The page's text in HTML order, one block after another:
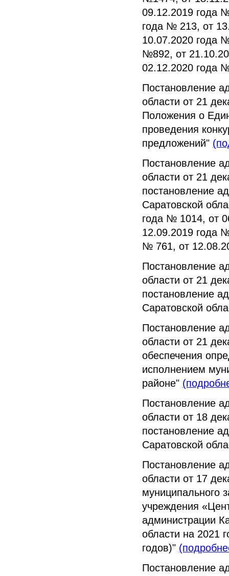
09.12.2019 года
года № 213, от
10.07.2020 года
№892, от
02.12.2020 года
Постановление
области от 21
Положения о
проведения
предложений"
Постановление
области от 21
постановление
Саратовской
года № 1014, от
12.09.2019 года
№ 761, от
Постановление
области от 21
постановление
Саратовской
Постановление
области от 21
обеспечения
исполнением
районе"
Постановление
области от 18
постановление
Саратовской
Постановление
области от 17
муниципального
учреждения
администрации
области на 2021
годов)"
Постановление